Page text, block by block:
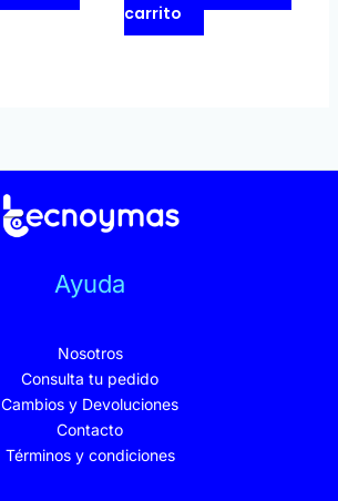
carrito
Ayuda
Nosotros
Consulta tu pedido
Cambios y Devoluciones
Contacto
Términos y condiciones